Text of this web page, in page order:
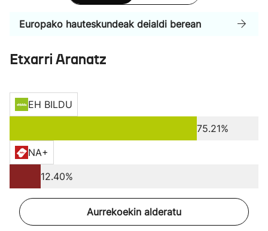
Europako hauteskundeak deialdi berean
Etxarri Aranatz
EH BILDU
75.21%
NA+
12.40%
Aurrekoekin alderatu